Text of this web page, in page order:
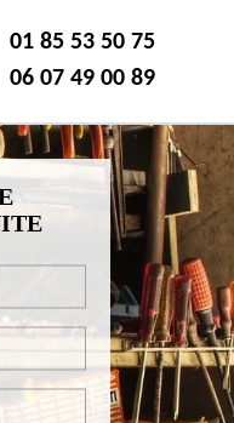
01 85 53 50 75
06 07 49 00 89